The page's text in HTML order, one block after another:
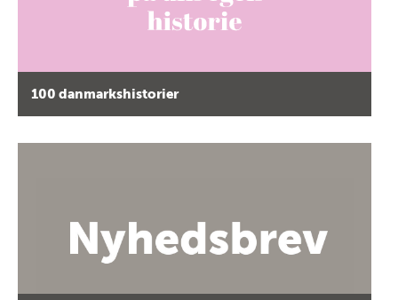
100 danmarkshistorier